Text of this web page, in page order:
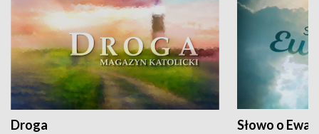
Droga Słowo o